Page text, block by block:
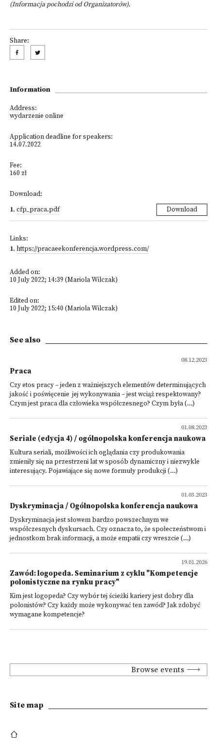
(Informacja pochodzi od Organizatorów).
Share:
Information
Address:
wydarzenie online
Application deadline for speakers:
14.07.2022
Fee:
160 zł
Download:
1. cfp_praca.pdf Download
Links:
1. https://pracaeekonferencja.wordpress.com/
Added on:
10 July 2022; 14:39 (Mariola Wilczak)
Edited on:
10 July 2022; 15:40 (Mariola Wilczak)
See also
08.12.2023
Praca
Czy etos pracy – jeden z ważniejszych elementów determinujących
jakość i poświęcenie jej wykonywania – jest wciąż respektowany?
Czym jest praca dla człowieka współczesnego? Czym była (...)
01.08.2023
Seriale (edycja 4) / ogólnopolska konferencja naukowa
Kultura seriali, możliwości ich oglądania czy produkowania
zmieniły się na przestrzeni lat w sposób dynamiczny i niezwykle
interesujący. Pojawiające się nowe formuły produkcji (...)
01.03.2023
Dyskryminacja / Ogólnopolska konferencja naukowa
Dyskryminacja jest słowem bardzo powszechnym we
współczesnych dyskursach. Czy oznacza to, że społeczeństwom i
jednostkom brak informacji, a może empatii czy wreszcie (...)
19.01.2026
Zawód: logopeda. Seminarium z cyklu "Kompetencje
polonistyczne na rynku pracy"
Kim jest logopeda? Czy wybór tej ścieżki kariery jest dobry dla
polonistów? Czy każdy może wykonywać ten zawód? Jak zdobyć
wymagane kompetencje?
Browse events
Site map